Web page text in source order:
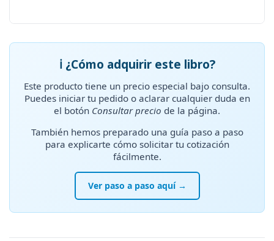
ℹ️ ¿Cómo adquirir este libro?
Este producto tiene un precio especial bajo consulta.
Puedes iniciar tu pedido o aclarar cualquier duda en
el botón Consultar precio de la página.
También hemos preparado una guía paso a paso
para explicarte cómo solicitar tu cotización
fácilmente.
Ver paso a paso aquí →